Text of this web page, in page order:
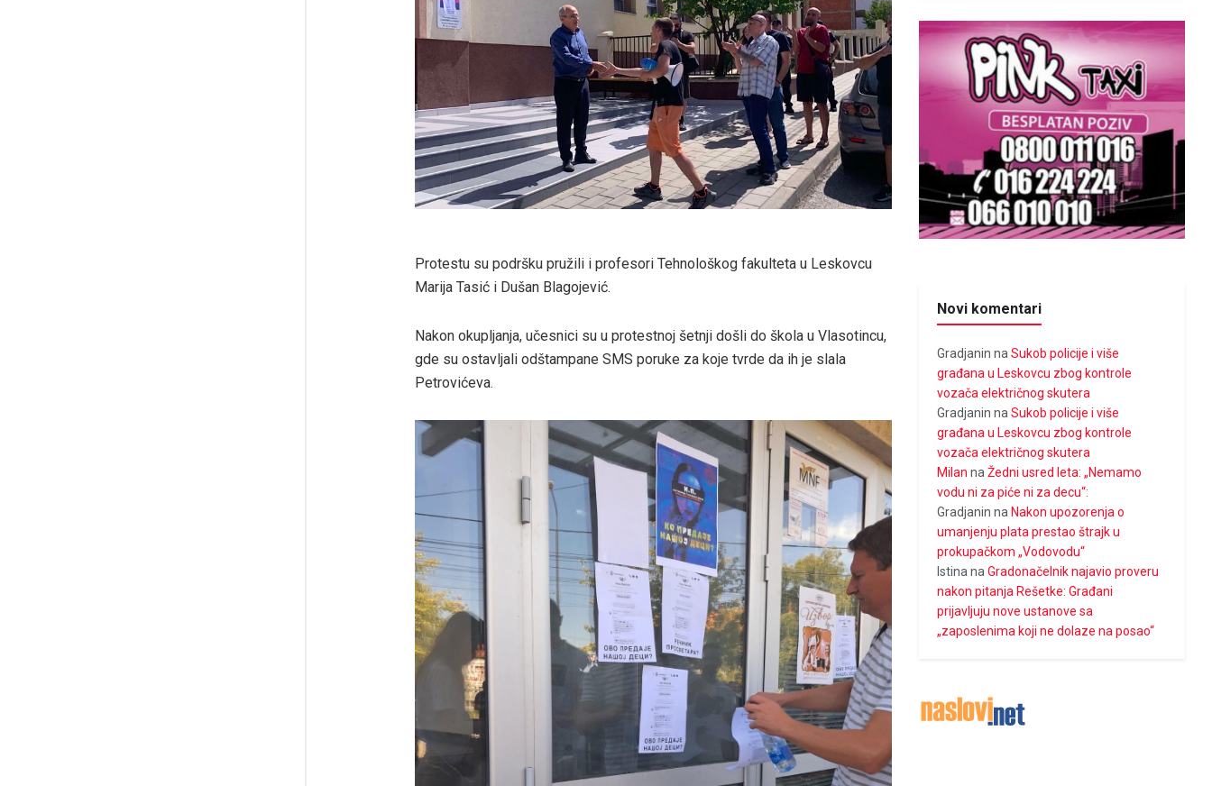
Protestu su podršku pružili i profesori Tehnološkog fakulteta u Leskovcu
Marija Tasić i Dušan Blagojević.
Nakon okupljanja, učesnici su u protestnoj šetnji došli do škola u Vlasotincu,
gde su ostavljali odštampane SMS poruke za koje tvrde da ih je slala
Petrovićeva.
Novi komentari
Gradjanin naSukob policije i više
građana u Leskovcu zbog kontrole
vozača električnog skutera
Gradjanin naSukob policije i više
građana u Leskovcu zbog kontrole
vozača električnog skutera
Milan naŽedni usred leta: „Nemamo
vodu ni za piće ni za decu“:
Gradjanin na Nakon upozorenja o
umanjenju plata prestao štrajk u
prokupačkom „Vodovodu“
Istina naGradonačelnik najavio proveru
nakon pitanja Rešetke: Građani
prijavljuju nove ustanove sa
„zaposlenima koji ne dolaze na posao“